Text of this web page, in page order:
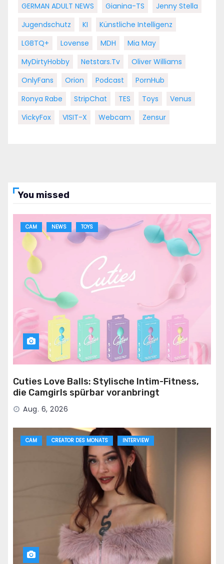
GERMAN ADULT NEWS
Gianina-TS
Jenny Stella
Jugendschutz
KI
Künstliche Intelligenz
LGBTQ+
Lovense MDH
Mia May
MyDirtyHobby
Netstars.tv
Oliver Williams
OnlyFans
Orion Podcast
PornHub
Ronya Rabe
StripChat TES Toys
Venus
VickyFox
VISIT-X Webcam Zensur
You missed
CAM NEWS TOYS
Cuties Love Balls: Stylische Intim-Fitness,
die Camgirls spürbar voranbringt
Aug. 6, 2026
CAM CREATOR DES MONATS INTERVIEW